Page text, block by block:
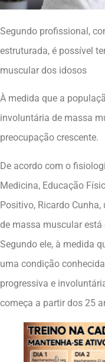
Segundo profissional,
estruturada, é possível
muscular dos idosos
À medida que a
involuntária de massa
preocupação crescente.
De acordo com o
Medicina, Educação
Positivo, Ricardo
de massa muscular
Segundo ele, à medida
uma condição
progressiva e
começa a partir dos 25